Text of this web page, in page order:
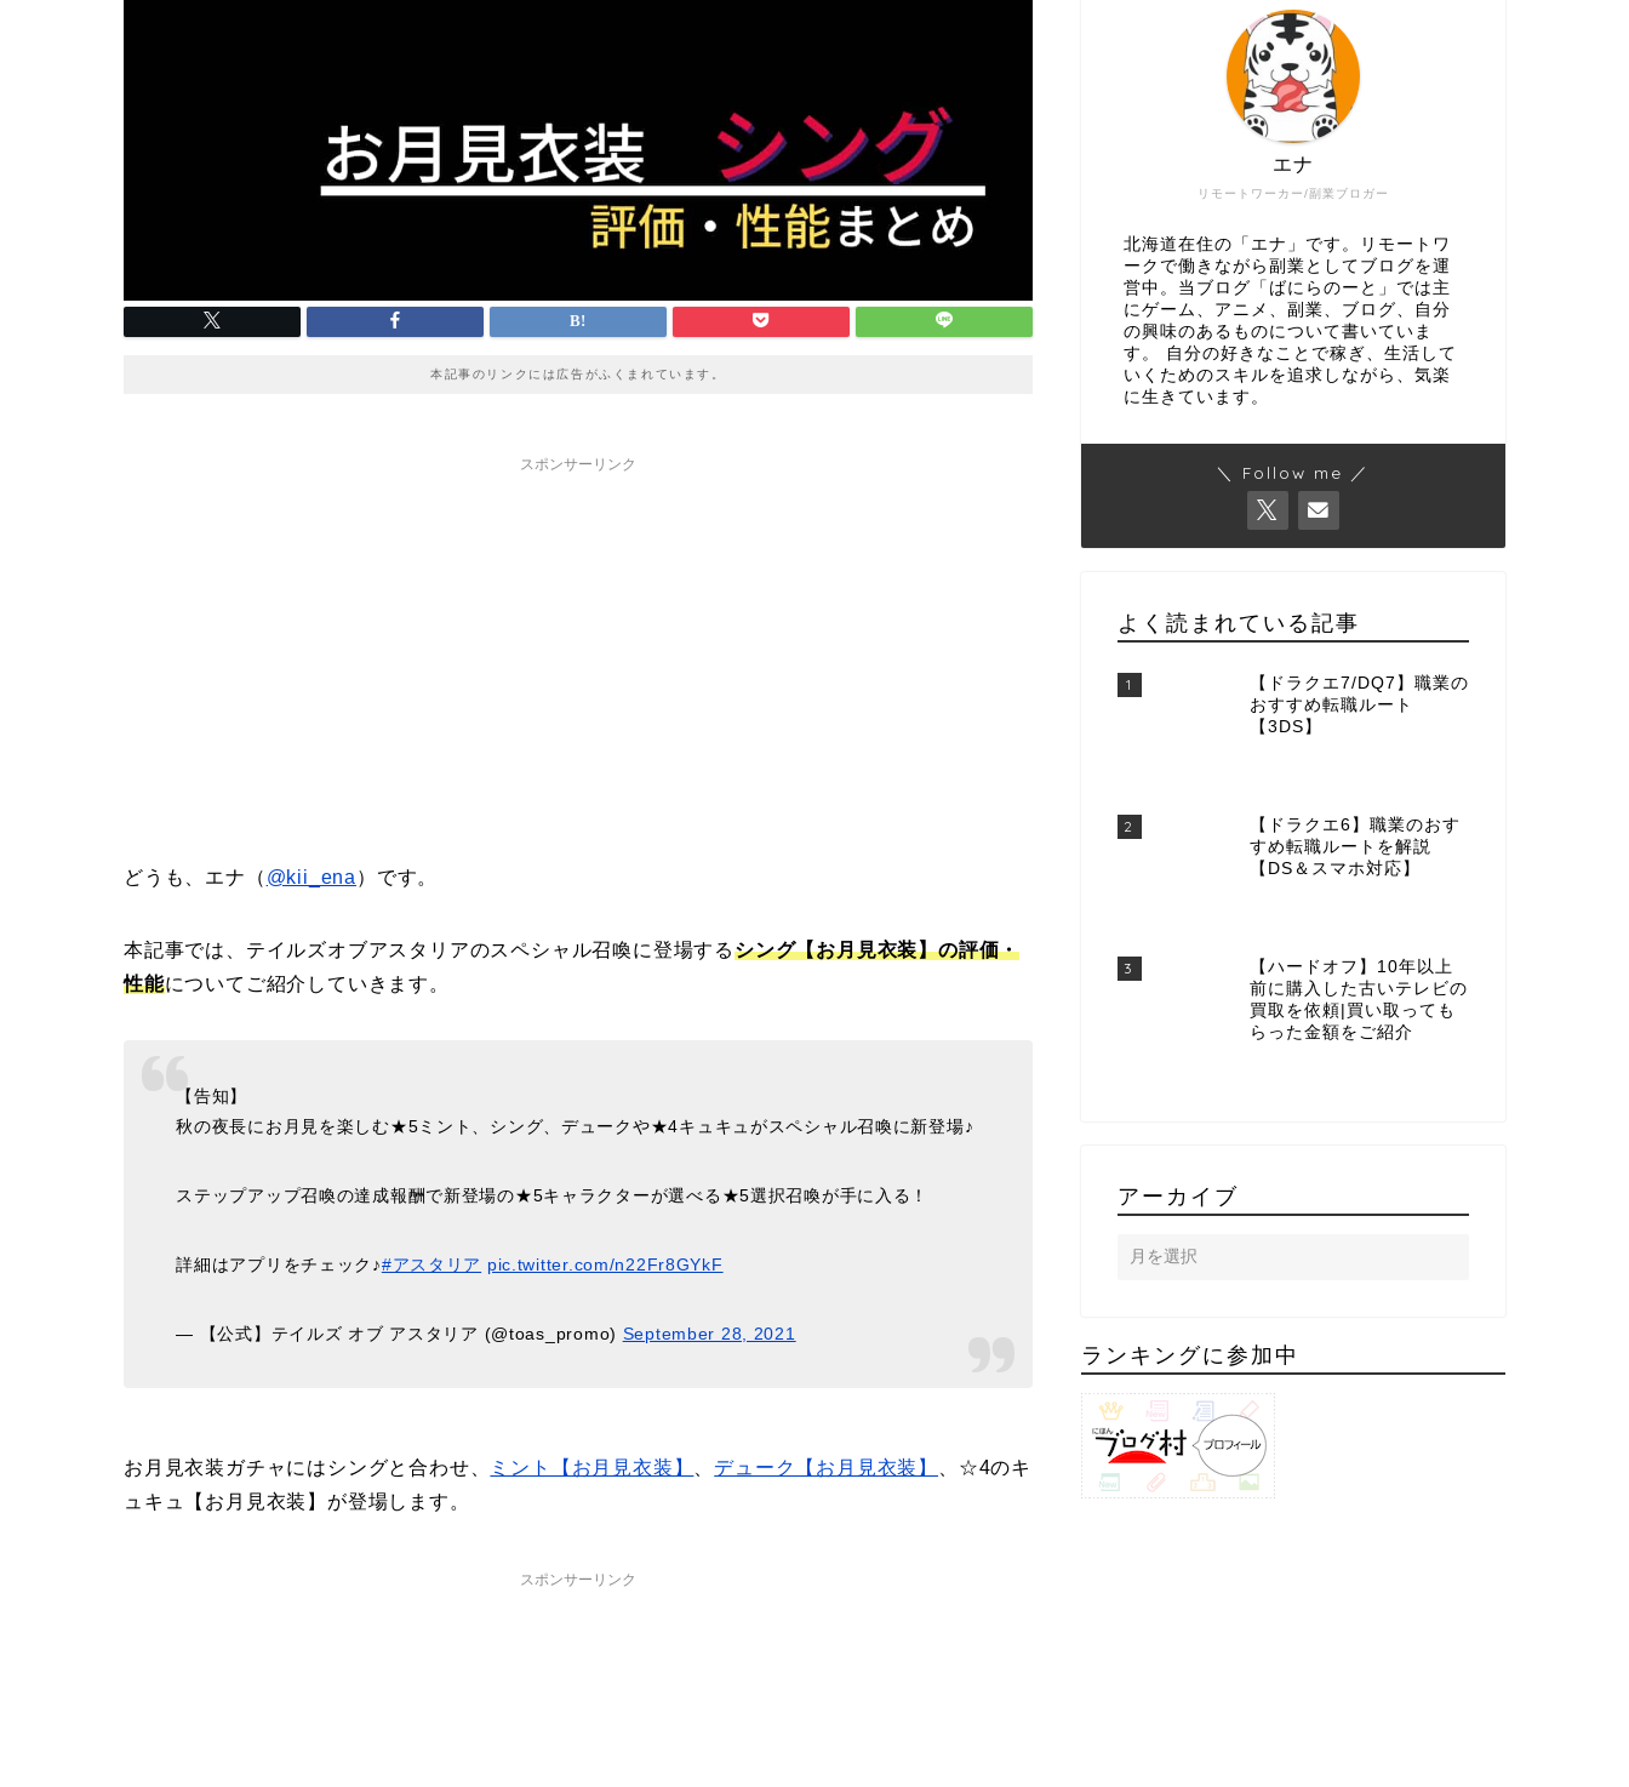
本記事のリンクには広告がふくまれています。
スポンサーリンク
どうも、エナ（ @kii_ena ）です。
本記事では、テイルズオブアスタリアのスペシャル召喚に登場するシング【お月見衣装】の評価・
性能についてご紹介していきます。
【告知】
秋の夜長にお月見を楽しむ★5ミント、シング、デュークや★4キュキュがスペシャル召喚に新登場♪
ステップアップ召喚の達成報酬で新登場の★5キャラクターが選べる★5選択召喚が手に入る！
詳細はアプリをチェック♪#アスタリア pic.twitter.com/n22Fr8GYkF
— 【公式】テイルズ オブ アスタリア (@toas_promo) September 28, 2021
お月見衣装ガチャにはシングと合わせ、 ミント【お月見衣装】 デューク【お月見衣装】
、☆4のキ
ュキュ【お月見衣装】が登場します。
スポンサーリンク
リモートワーカー/副業ブロガー
エナ
北海道在住の「エナ」です。リモートワ
ークで働きながら副業としてブログを運
営中。当ブログ「ばにらのーと」では主
にゲーム、アニメ、副業、ブログ、自分
の興味のあるものについて書いていま
す。 自分の好きなことで稼ぎ、生活して
いくためのスキルを追求しながら、気楽
に生きています。
＼ Follow me ／
よく読まれている記事
1
【ドラクエ7/DQ7】職業の
おすすめ転職ルート
【3DS】
2
【ドラクエ6】職業のおす
すめ転職ルートを解説
【DS＆スマホ対応】
3
【ハードオフ】10年以上
前に購入した古いテレビの
買取を依頼|買い取っても
らった金額をご紹介
アーカイブ
ランキングに参加中